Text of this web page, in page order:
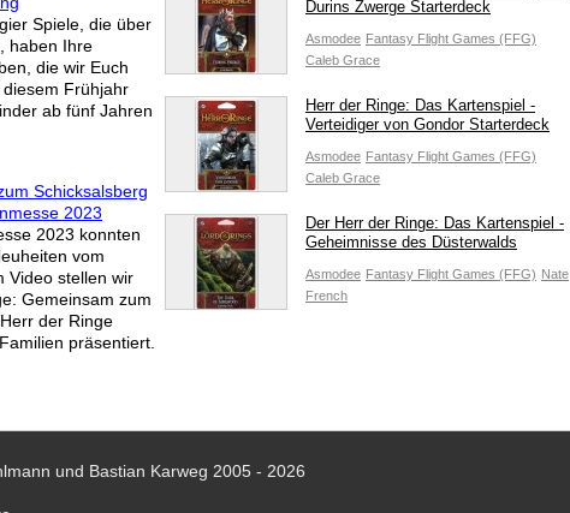
Spiele, die über
haben Ihre
die wir Euch
Frühjahr
ab fünf Jahren
Schicksalsberg
2023
2023 konnten
vom
Video stellen wir
Gemeinsam zum
der Ringe
präsentiert.
Durins Zwerge Starterdeck
Asmodee Fantasy Flight Games (FFG)
Caleb Grace
Herr der Ringe: Das Kartenspiel -
Verteidiger von Gondor Starterdeck
Asmodee Fantasy Flight Games (FFG)
Caleb Grace
Der Herr der Ringe: Das Kartenspiel -
Geheimnisse des Düsterwalds
Asmodee Fantasy Flight Games (FFG) Nate
French
und Bastian Karweg 2005 - 2026